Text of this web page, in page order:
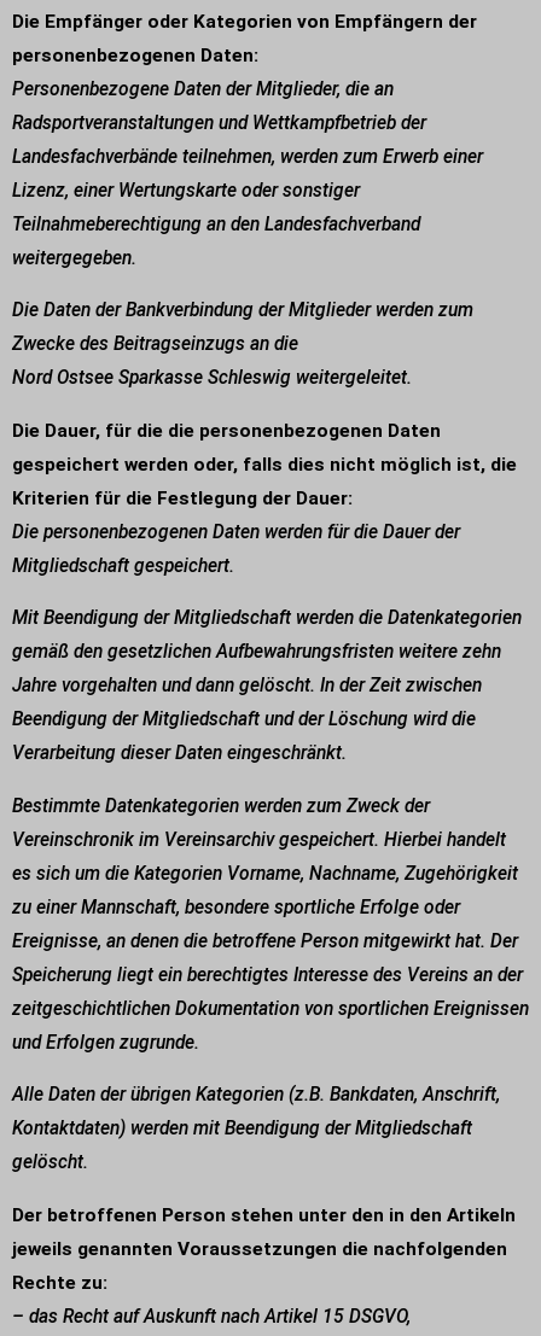
Die Empfänger oder Kategorien von Empfängern der
personenbezogenen Daten:
Personenbezogene Daten der Mitglieder, die an
Radsportveranstaltungen und Wettkampfbetrieb der
Landesfachverbände teilnehmen, werden zum Erwerb einer
Lizenz, einer Wertungskarte oder sonstiger
Teilnahmeberechtigung an den Landesfachverband
weitergegeben.
Die Daten der Bankverbindung der Mitglieder werden zum
Zwecke des Beitragseinzugs an die
Nord Ostsee Sparkasse Schleswig weitergeleitet.
Die Dauer, für die die personenbezogenen Daten
gespeichert werden oder, falls dies nicht möglich ist, die
Kriterien für die Festlegung der Dauer:
Die personenbezogenen Daten werden für die Dauer der
Mitgliedschaft gespeichert.
Mit Beendigung der Mitgliedschaft werden die Datenkategorien
gemäß den gesetzlichen Aufbewahrungsfristen weitere zehn
Jahre vorgehalten und dann gelöscht. In der Zeit zwischen
Beendigung der Mitgliedschaft und der Löschung wird die
Verarbeitung dieser Daten eingeschränkt.
Bestimmte Datenkategorien werden zum Zweck der
Vereinschronik im Vereinsarchiv gespeichert. Hierbei handelt
es sich um die Kategorien Vorname, Nachname, Zugehörigkeit
zu einer Mannschaft, besondere sportliche Erfolge oder
Ereignisse, an denen die betroffene Person mitgewirkt hat. Der
Speicherung liegt ein berechtigtes Interesse des Vereins an der
zeitgeschichtlichen Dokumentation von sportlichen Ereignissen
und Erfolgen zugrunde.
Alle Daten der übrigen Kategorien (z.B. Bankdaten, Anschrift,
Kontaktdaten) werden mit Beendigung der Mitgliedschaft
gelöscht.
Der betroffenen Person stehen unter den in den Artikeln
jeweils genannten Voraussetzungen die nachfolgenden
Rechte zu:
– das Recht auf Auskunft nach Artikel 15 DSGVO,